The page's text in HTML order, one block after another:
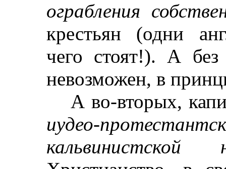
ограбления
крестьян (одни
чего стоят!). А
невозможен, в
А во-вторых,
иудео-
кальвинистской